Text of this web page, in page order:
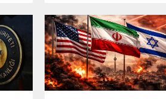
bildirildi.